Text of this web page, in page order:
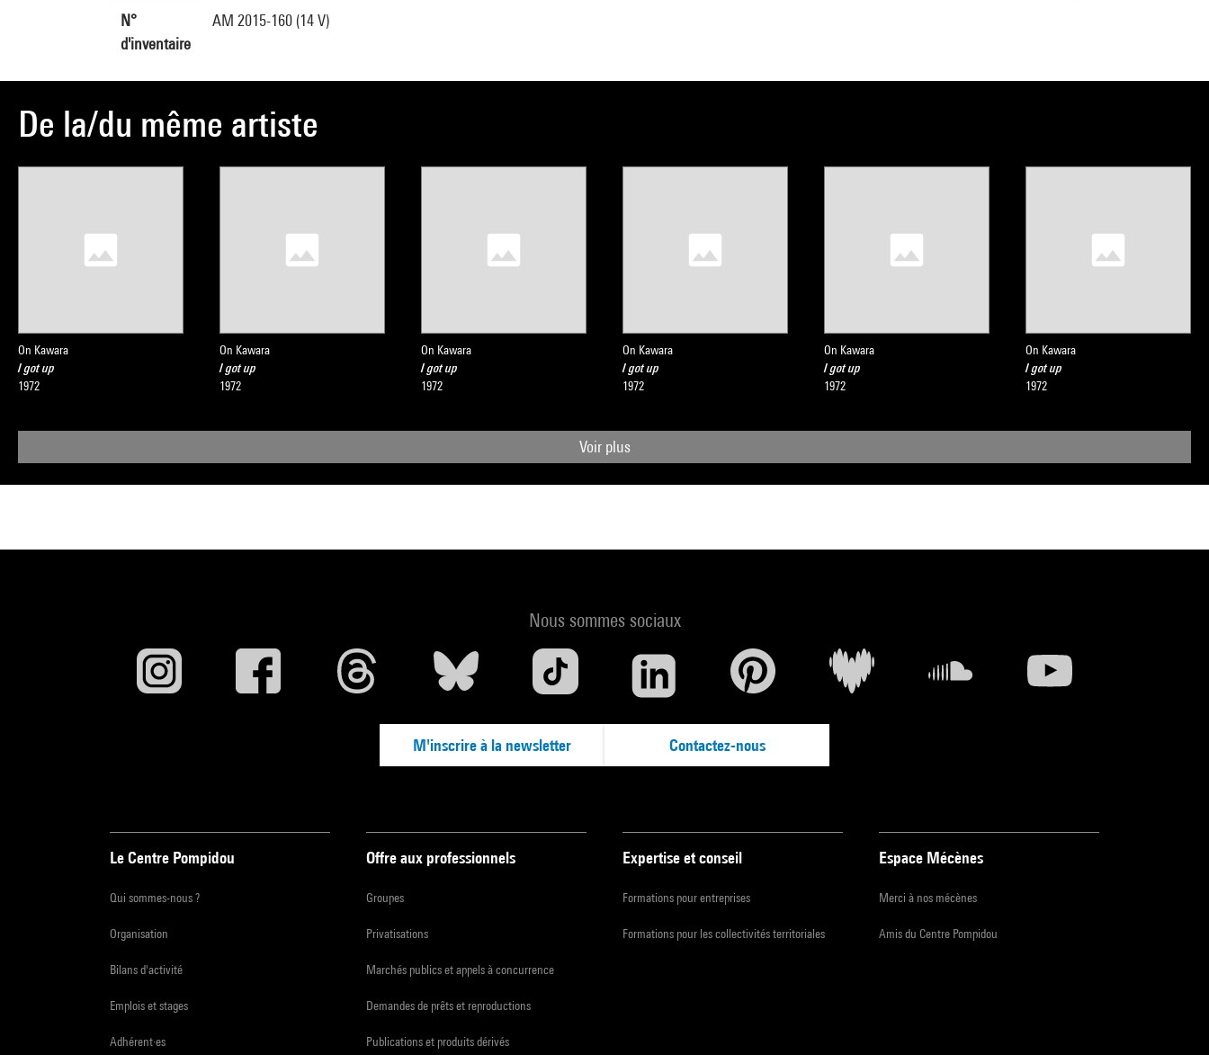
N°
d'inventaire
AM 2015-160 (14 V)
De la/du même artiste
On Kawara
I got up
1972
On Kawara
I got up
1972
On Kawara
I got up
1972
On Kawara
I got up
1972
On Kawara
I got up
1972
On Kawara
I got up
1972
Voir plus
Nous sommes sociaux
M'inscrire à la newsletter Contactez-nous
Le Centre Pompidou
Qui sommes-nous ?
Organisation
Bilans d'activité
Emplois et stages
Adhérent·es
Offre aux professionnels
Groupes
Privatisations
Marchés publics et appels à concurrence
Demandes de prêts et reproductions
Publications et produits dérivés
Expertise et conseil
Formations pour entreprises
Formations pour les collectivités territoriales
Espace Mécènes
Merci à nos mécènes
Amis du Centre Pompidou